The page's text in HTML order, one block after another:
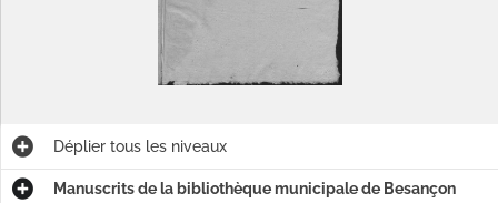
Déplier tous les niveaux
Manuscrits de la bibliothèque municipale de Besançon